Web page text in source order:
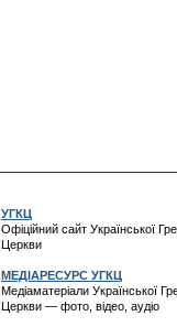
УГКЦ
Офіційний сайт Української
Церкви
МЕДІАРЕСУРС УГКЦ
Медіаматеріали Української
Церкви — фото, відео, аудіо